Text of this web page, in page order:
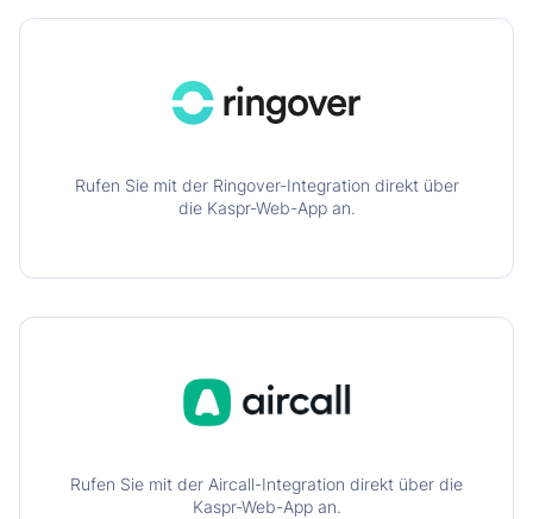
Rufen Sie mit der Ringover-Integration direkt über
die Kaspr-Web-App an.
Rufen Sie mit der Aircall-Integration direkt über die
Kaspr-Web-App an.